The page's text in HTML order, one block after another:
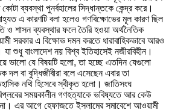
ব্যবস্থা পুনর্বহালের সিদ্ধান্তকে কেন্দ্র করে।
এ কারণটি বলা হলেও গণবিক্ষোভের মূল কারণ ছিল
ও শাসন ব্যবস্থার ফলে তৈরি হওয়া অর্থনৈতিক
সরকার এ বিক্ষোভ দমন করতে ধারাবাহিকভাবে আরও
শুধু বাংলাদেশ নয় বিশ্ব ইতিহাসেই নজীরবিহীন।
ভালো যে বিষয়টি হলো, তা হচ্ছে এতদিন যেগুলো
দল বা বুদ্ধিজীবীরা বলে এসেছেন এবার তা
নথি হিসেবে স্বীকৃত হলো। জাতিসংঘ
সময়কালীন গণহত্যাকে ভবিষ্যতে আর কেউ
না। এর আগে হেফাজতে ইসলামের সমাবেশে আওয়ামী